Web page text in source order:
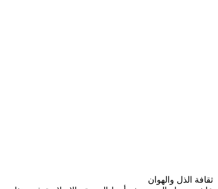
ثقافة الذل والهوان